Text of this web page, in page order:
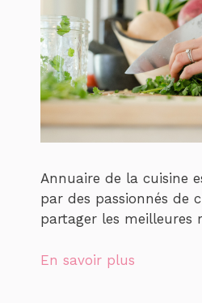
Annuaire de la cuisine
par des passionnés de
partager les meilleures
En savoir plus